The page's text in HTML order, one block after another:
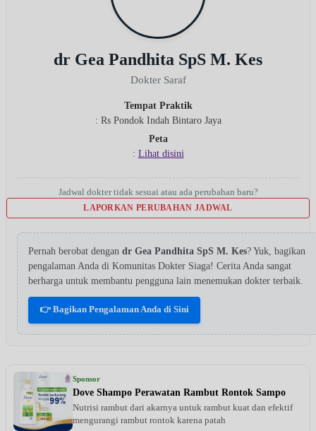
dr Gea Pandhita SpS M. Kes
Dokter Saraf
Tempat Praktik
: Rs Pondok Indah Bintaro Jaya
Peta
: Lihat disini
Jadwal dokter tidak sesuai atau ada perubahan baru?
LAPORKAN PERUBAHAN JADWAL
Pernah berobat dengan dr Gea Pandhita SpS M. Kes? Yuk, bagikan
pengalaman Anda di Komunitas Dokter Siaga! Cerita Anda sangat
berharga untuk membantu pengguna lain menemukan dokter terbaik.
👉 Bagikan Pengalaman Anda di Sini
Sponsor
Dove Shampo Perawatan Rambut Rontok Sampo
Nutrisi rambut dari akarnya untuk rambut kuat dan efektif
mengurangi rambut rontok karena patah